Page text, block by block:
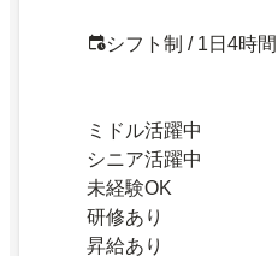
シフト制 / 1日4時
ミドル活躍中
シニア活躍中
未経験OK
研修あり
昇給あり